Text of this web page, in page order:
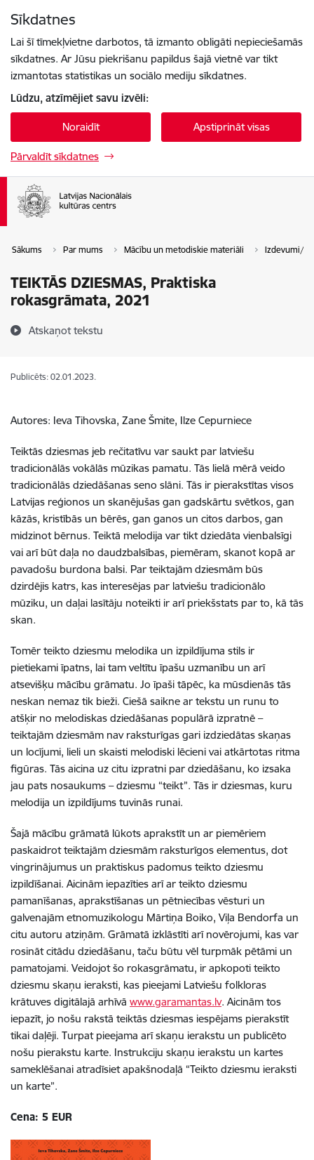
Sīkdatnes
Lai šī tīmekļvietne darbotos, tā izmanto obligāti nepieciešamās
sīkdatnes. Ar Jūsu piekrišanu papildus šajā vietnē var tikt
izmantotas statistikas un sociālo mediju sīkdatnes.
Lūdzu, atzīmējiet savu izvēli:
Noraidīt Apstiprināt visas
Pārvaldīt sīkdatnes
Sākums Par mums Mācību un metodiskie materiāli Izdevumi/
TEIKTĀS DZIESMAS, Praktiska
rokasgrāmata, 2021
Atskaņot tekstu
Publicēts: 02.01.2023.
Autores: Ieva Tihovska, Zane Šmite, Ilze Cepurniece
Teiktās dziesmas jeb rečitatīvu var saukt par latviešu
tradicionālās vokālās mūzikas pamatu. Tās lielā mērā veido
tradicionālās dziedāšanas seno slāni. Tās ir pierakstītas visos
Latvijas reģionos un skanējušas gan gadskārtu svētkos, gan
kāzās, kristībās un bērēs, gan ganos un citos darbos, gan
midzinot bērnus. Teiktā melodija var tikt dziedāta vienbalsīgi
vai arī būt daļa no daudzbalsības, piemēram, skanot kopā ar
pavadošu burdona balsi. Par teiktajām dziesmām būs
dzirdējis katrs, kas interesējas par latviešu tradicionālo
mūziku, un daļai lasītāju noteikti ir arī priekšstats par to, kā tās
skan.
Tomēr teikto dziesmu melodika un izpildījuma stils ir
pietiekami īpatns, lai tam veltītu īpašu uzmanību un arī
atsevišķu mācību grāmatu. Jo īpaši tāpēc, ka mūsdienās tās
neskan nemaz tik bieži. Ciešā saikne ar tekstu un runu to
atšķir no melodiskas dziedāšanas populārā izpratnē –
teiktajām dziesmām nav raksturīgas gari izdziedātas skaņas
un locījumi, lieli un skaisti melodiski lēcieni vai atkārtotas ritma
figūras. Tās aicina uz citu izpratni par dziedāšanu, ko izsaka
jau pats nosaukums – dziesmu “teikt”. Tās ir dziesmas, kuru
melodija un izpildījums tuvinās runai.
Šajā mācību grāmatā lūkots aprakstīt un ar piemēriem
paskaidrot teiktajām dziesmām raksturīgos elementus, dot
vingrinājumus un praktiskus padomus teikto dziesmu
izpildīšanai. Aicinām iepazīties arī ar teikto dziesmu
pamanīšanas, aprakstīšanas un pētniecības vēsturi un
galvenajām etnomuzikologu Mārtiņa Boiko, Viļa Bendorfa un
citu autoru atziņām. Grāmatā izklāstīti arī novērojumi, kas var
rosināt citādu dziedāšanu, taču būtu vēl turpmāk pētāmi un
pamatojami. Veidojot šo rokasgrāmatu, ir apkopoti teikto
dziesmu skaņu ieraksti, kas pieejami Latviešu folkloras
krātuves digitālajā arhīvā www.garamantas.lv. Aicinām tos
iepazīt, jo nošu rakstā teiktās dziesmas iespējams pierakstīt
tikai daļēji. Turpat pieejama arī skaņu ierakstu un publicēto
nošu pierakstu karte. Instrukciju skaņu ierakstu un kartes
sameklēšanai atradīsiet apakšnodaļā “Teikto dziesmu ieraksti
un karte”.
Cena: 5 EUR